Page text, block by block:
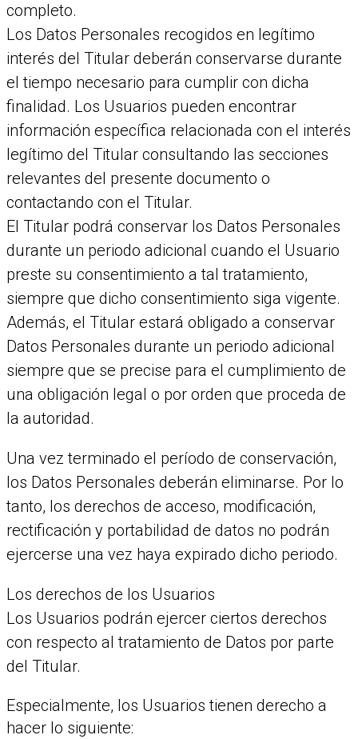
completo.
Los Datos Personales recogidos en legítimo
interés del Titular deberán conservarse durante
el tiempo necesario para cumplir con dicha
finalidad. Los Usuarios pueden encontrar
información específica relacionada con el interés
legítimo del Titular consultando las secciones
relevantes del presente documento o
contactando con el Titular.
El Titular podrá conservar los Datos Personales
durante un periodo adicional cuando el Usuario
preste su consentimiento a tal tratamiento,
siempre que dicho consentimiento siga vigente.
Además, el Titular estará obligado a conservar
Datos Personales durante un periodo adicional
siempre que se precise para el cumplimiento de
una obligación legal o por orden que proceda de
la autoridad.
Una vez terminado el período de conservación,
los Datos Personales deberán eliminarse. Por lo
tanto, los derechos de acceso, modificación,
rectificación y portabilidad de datos no podrán
ejercerse una vez haya expirado dicho periodo.
Los derechos de los Usuarios
Los Usuarios podrán ejercer ciertos derechos
con respecto al tratamiento de Datos por parte
del Titular.
Especialmente, los Usuarios tienen derecho a
hacer lo siguiente: